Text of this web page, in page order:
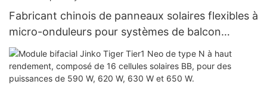
Fabricant chinois de panneaux solaires flexibles à
micro-onduleurs pour systèmes de balcon
Foxtech